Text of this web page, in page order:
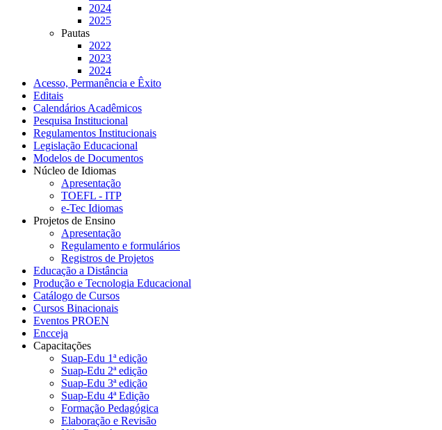
2024
2025
Pautas
2022
2023
2024
Acesso, Permanência e Êxito
Editais
Calendários Acadêmicos
Pesquisa Institucional
Regulamentos Institucionais
Legislação Educacional
Modelos de Documentos
Núcleo de Idiomas
Apresentação
TOEFL - ITP
e-Tec Idiomas
Projetos de Ensino
Apresentação
Regulamento e formulários
Registros de Projetos
Educação a Distância
Produção e Tecnologia Educacional
Catálogo de Cursos
Cursos Binacionais
Eventos PROEN
Encceja
Capacitações
Suap-Edu 1ª edição
Suap-Edu 2ª edição
Suap-Edu 3ª edição
Suap-Edu 4ª Edição
Formação Pedagógica
Elaboração e Revisão